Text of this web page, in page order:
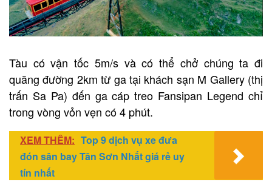
Tàu có vận tốc 5m/s và có thể chở chúng ta đi
quãng đường 2km từ ga tại khách sạn M Gallery (thị
trấn Sa Pa) đến ga cáp treo Fansipan Legend chỉ
trong vòng vỏn vẹn có 4 phút.
XEM THÊM: Top 9 dịch vụ xe đưa
đón sân bay Tân Sơn Nhất giá rẻ uy
tín nhất